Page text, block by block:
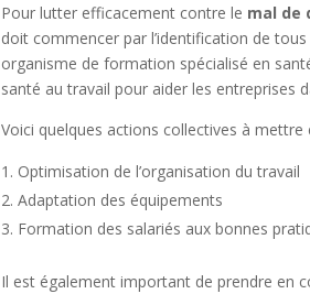
Pour lutter efficacement contre le mal de
doit commencer par l’identification de
organisme de formation spécialisé en
santé au travail pour aider les entreprises
Voici quelques actions collectives à mettre
Optimisation de l’organisation du travail
Adaptation des équipements
Formation des salariés aux bonnes
Il est également important de prendre en